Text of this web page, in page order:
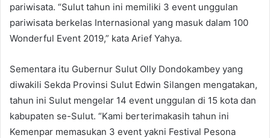
pariwisata. “Sulut tahun ini memiliki 3 event unggulan
pariwisata berkelas Internasional yang masuk dalam 100
Wonderful Event 2019,” kata Arief Yahya.
Sementara itu Gubernur Sulut Olly Dondokambey yang
diwakili Sekda Provinsi Sulut Edwin Silangen mengatakan,
tahun ini Sulut mengelar 14 event unggulan di 15 kota dan
kabupaten se-Sulut. “Kami berterimakasih tahun ini
Kemenpar memasukan 3 event yakni Festival Pesona